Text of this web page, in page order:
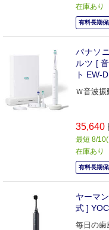
在庫あり
有料長期
パナソ
ルツ [
ト EW-
Ｗ音波振
35,640
最短 8/
在庫あり
有料長期
ヤーマ
式 ]
毎日の歯